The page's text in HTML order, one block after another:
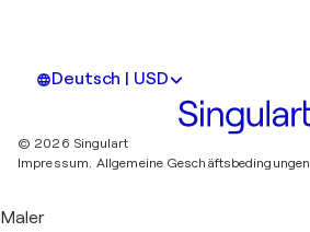
Deutsch | USD
© 2026 Singulart
Impressum. Allgemeine Geschäftsbedingungen
Maler